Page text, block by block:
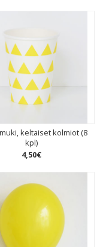
keltaiset kolmiot (8
kpl)
4,50€